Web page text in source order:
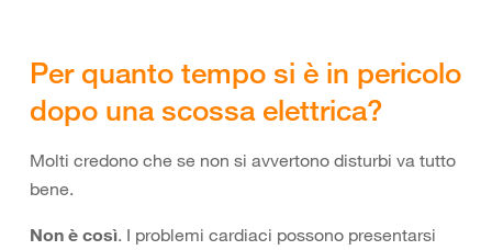
Per quanto tempo si è in pericolo
dopo una scossa elettrica?
Molti credono che se non si avvertono disturbi va tutto
bene.
Non è così. I problemi cardiaci possono presentarsi